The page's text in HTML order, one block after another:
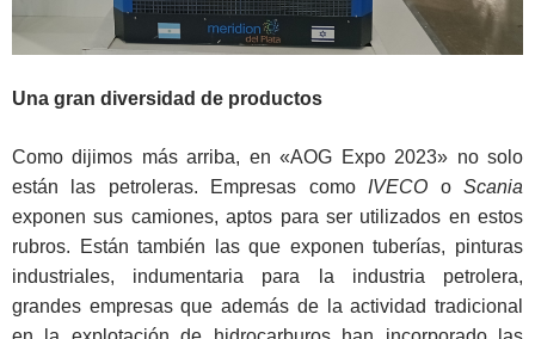
Una gran diversidad de productos
Como dijimos más arriba, en «AOG Expo 2023» no solo
están las petroleras. Empresas como IVECO oScania
exponen sus camiones, aptos para ser utilizados en estos
rubros. Están también las que exponen tuberías, pinturas
industriales, indumentaria para la industria petrolera,
grandes empresas que además de la actividad tradicional